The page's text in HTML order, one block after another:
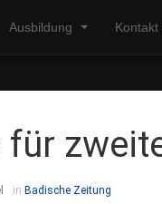
Ausbildung Kontakt
in Badische Zeitung